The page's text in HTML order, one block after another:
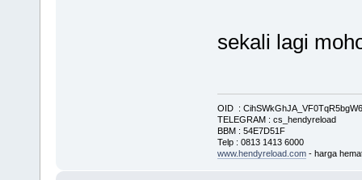
sekali lagi
OID :
TELEGRAM : cs_hendyreload
BBM : 54E7D51F
Telp : 0813 1413 6000
www.hendyreload.com- harga